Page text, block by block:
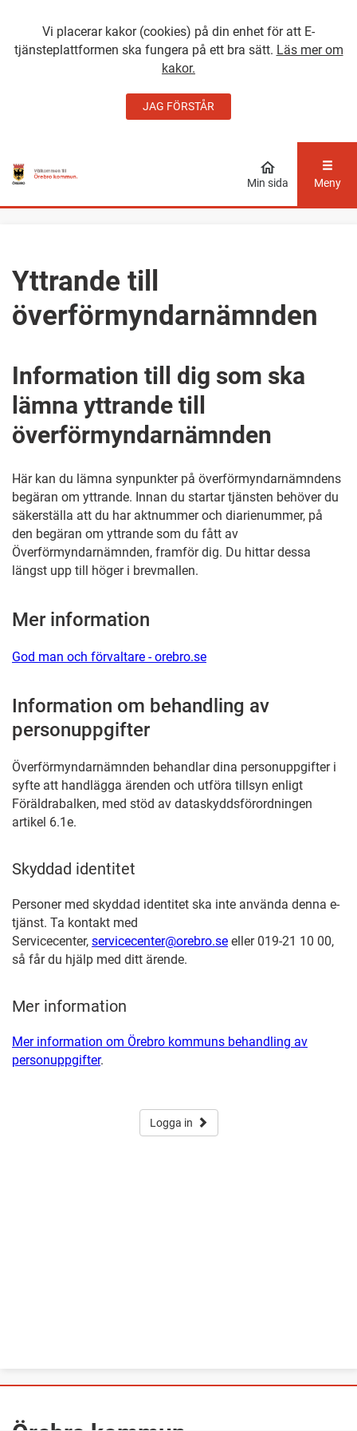
Vi placerar kakor (cookies) på din enhet för att E-
tjänsteplattformen ska fungera på ett bra sätt. Läs mer om
kakor.
JAG FÖRSTÅR
GÅ DIREKT TILL
Min sida Meny
Yttrande till
överförmyndarnämnden
Information till dig som ska
lämna yttrande till
överförmyndarnämnden
Här kan du lämna synpunkter på överförmyndarnämndens
begäran om yttrande. Innan du startar tjänsten behöver du
säkerställa att du har aktnummer och diarienummer, på
den begäran om yttrande som du fått av
Överförmyndarnämnden, framför dig. Du hittar dessa
längst upp till höger i brevmallen.
Mer information
God man och förvaltare - orebro.se
Information om behandling av
personuppgifter
Överförmyndarnämnden behandlar dina personuppgifter i
syfte att handlägga ärenden och utföra tillsyn enligt
Föräldrabalken, med stöd av dataskyddsförordningen
artikel 6.1e.
Skyddad identitet
Personer med skyddad identitet ska inte använda denna e-
tjänst. Ta kontakt med
Servicecenter, servicecenter@orebro.se eller 019-21 10 00,
så får du hjälp med ditt ärende.
Mer information
Mer information om Örebro kommuns behandling av
personuppgifter.
Logga in